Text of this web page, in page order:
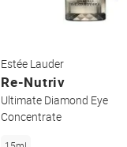
Estée Lauder
Re-Nutriv
Ultimate Diamond Eye
Concentrate